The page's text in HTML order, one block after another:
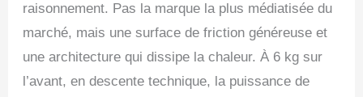
raisonnement. Pas la marque la plus médiatisée du
marché, mais une surface de friction généreuse et
une architecture qui dissipe la chaleur. À 6 kg sur
l’avant, en descente technique, la puissance de